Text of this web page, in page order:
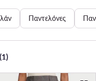
Παντελόνες